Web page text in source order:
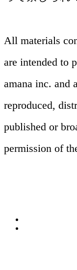
All materials
are intended to
amana inc. and
reproduced,
published or
permission of
プロモ
マス広告
デジタ
コーポレ